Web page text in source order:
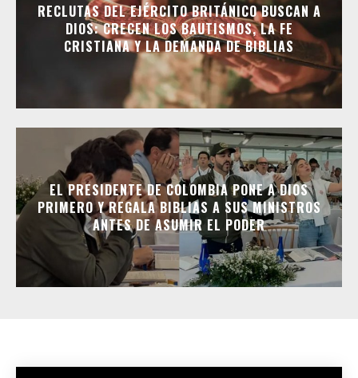
RECLUTAS DEL EJÉRCITO BRITÁNICO BUSCAN A
DIOS: CRECEN LOS BAUTISMOS, LA FE
CRISTIANA Y LA DEMANDA DE BIBLIAS
EL PRESIDENTE DE COLOMBIA PONE A DIOS
PRIMERO Y REGALA BIBLIAS A SUS MINISTROS
ANTES DE ASUMIR EL PODER